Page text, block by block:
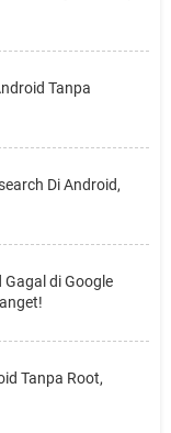
Tanpa
Di Android,
di Google
Tanpa Root,